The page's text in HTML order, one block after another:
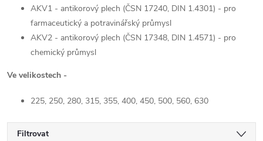
AKV1 - antikorový plech (ČSN 17240, DIN 1.4301) - pro
farmaceutický a potravinářský průmysl
AKV2 - antikorový plech (ČSN 17348, DIN 1.4571) - pro
chemický průmysl
Ve velikostech -
225, 250, 280, 315, 355, 400, 450, 500, 560, 630
Filtrovat